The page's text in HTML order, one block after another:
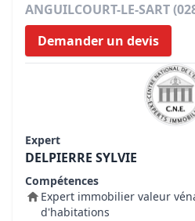
ANGUILCOURT-LE-SART
Demander un devis
Expert
DELPIERRE SYLVIE
Compétences
Expert immobilier valeur
d'habitations